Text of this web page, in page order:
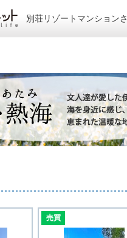
別荘リゾートマンション
売買